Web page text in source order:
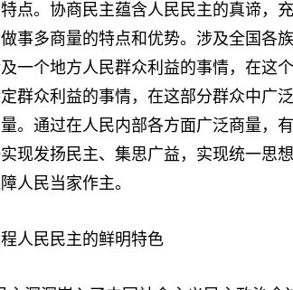
。协商民主蕴含人民民主的真谛，
事多商量的特点和优势。涉及全国各
一个地方人民群众利益的事情，在这
群众利益的事情，在这部分群众中广
。通过在人民内部各方面广泛商量，
现发扬民主、集思广益，实现统一思
人民当家作主。
人民民主的鲜明特色